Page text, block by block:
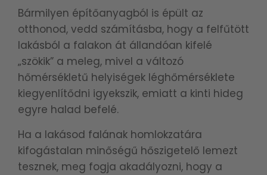
Bármilyen építőanyagból is épült az
otthonod, vedd számításba, hogy a felfűtött
lakásból a falakon át állandóan kifelé
„szökik” a meleg, mivel a változó
hőmérsékletű helyiségek léghőmérséklete
kiegyenlítődni igyekszik, emiatt a kinti hideg
egyre halad befelé.
Ha a lakásod falának homlokzatára
kifogástalan minőségű hőszigetelő lemezt
tesznek, meg fogja akadályozni, hogy a